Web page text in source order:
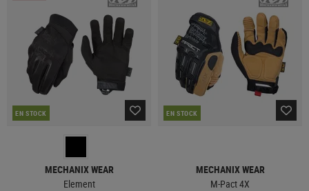
EN STOCK
MECHANIX WEAR
Element
EN STOCK
MECHANIX WEAR
M-Pact 4X